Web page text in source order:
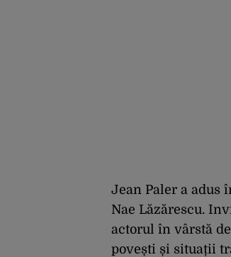
Jean Paler a adus
Nae Lăzărescu.
actorul în vârstă
povești și situații